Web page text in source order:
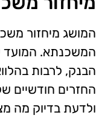
המושג מיחזור
המשכנתא. המועד
הבנק, לרבות
החזרים חודשיים
ולדעת בדיוק מה